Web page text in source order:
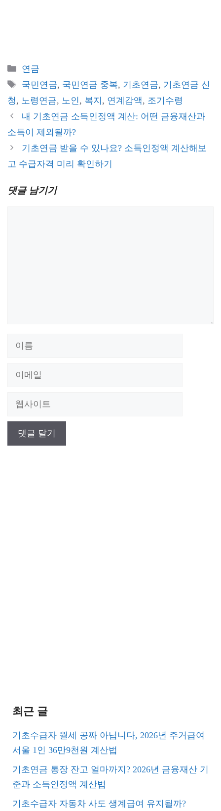
카
테
리
연금
태
그
국민연금, 국민연금 중복, 기초연금, 기초연금 신
청, 노령연금, 노인 , 복지 , 연계감액, 조기수령
내 기초연금 소득인정액 계산: 어떤 금융재산과
소득이 제외될까?
기초연금 받을 수 있나요? 소득인정액 계산해보
고 수급자격 미리 확인하기
댓글 남기기
트
최근 글
기초수급자 월세 공짜 아닙니다, 2026년 주거급여
서울 1인 36만9천원 계산법
기초연금 통장 잔고 얼마까지? 2026년 금융재산 기
준과 소득인정액 계산법
기초수급자 자동차 사도 생계급여 유지될까?